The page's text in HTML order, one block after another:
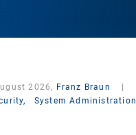
2026, Franz Braun
System Administration